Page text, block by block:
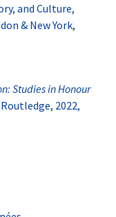
and Culture,
& New York,
Studies in Honour
2022,